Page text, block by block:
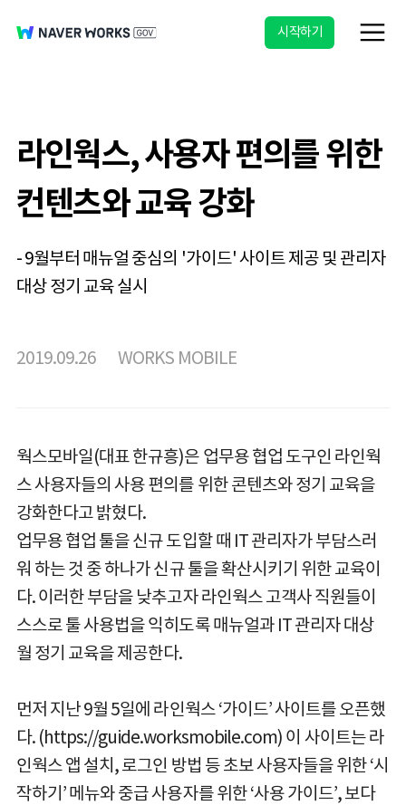
시작하기
라인웍스, 사용자 편의를 위한
컨텐츠와 교육 강화
- 9월부터 매뉴얼 중심의 '가이드' 사이트 제공 및 관리자
대상 정기 교육 실시 ​
2019.09.26 WORKS MOBILE
웍스모바일(대표 한규흥)은 업무용 협업 도구인 라인웍
스 사용자들의 사용 편의를 위한 콘텐츠와 정기 교육을
강화한다고 밝혔다.
업무용 협업 툴을 신규 도입할 때 IT 관리자가 부담스러
워 하는 것 중 하나가 신규 툴을 확산시키기 위한 교육이
다. 이러한 부담을 낮추고자 라인웍스 고객사 직원들이
스스로 툴 사용법을 익히도록 매뉴얼과 IT 관리자 대상
월 정기 교육을 제공한다.
먼저 지난 9월 5일에 라인웍스 ‘가이드’ 사이트를 오픈했
다. (https://guide.worksmobile.com) 이 사이트는 라
인웍스 앱 설치, 로그인 방법 등 초보 사용자들을 위한 ‘시
작하기’ 메뉴와 중급 사용자를 위한 ‘사용 가이드’, 보다